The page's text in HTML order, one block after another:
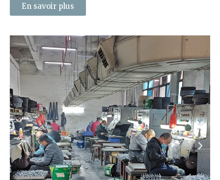
En savoir plus